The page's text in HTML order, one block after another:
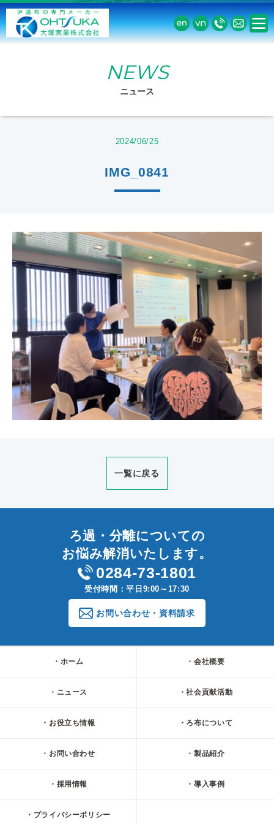
NEWS
ニュース
2024/06/25
IMG_0841
一覧に戻る
ろ過・分離についての
お悩み解消いたします。
0284-73-1801
受付時間：平日9:00～17:30
お問い合わせ・資料請求
ホーム 会社概要
ニュース 社会貢献活動
お役立ち情報 ろ布について
お問い合わせ 製品紹介
採用情報 導入事例
プライバシーポリシー